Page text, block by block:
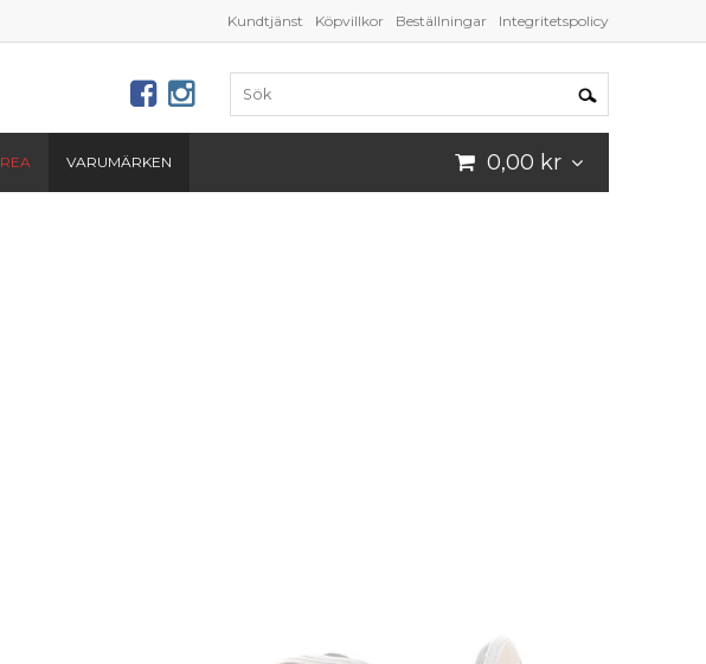
Kundtjänst Köpvillkor Beställningar Integritetspolicy
REA VARUMÄRKEN 0,00 kr